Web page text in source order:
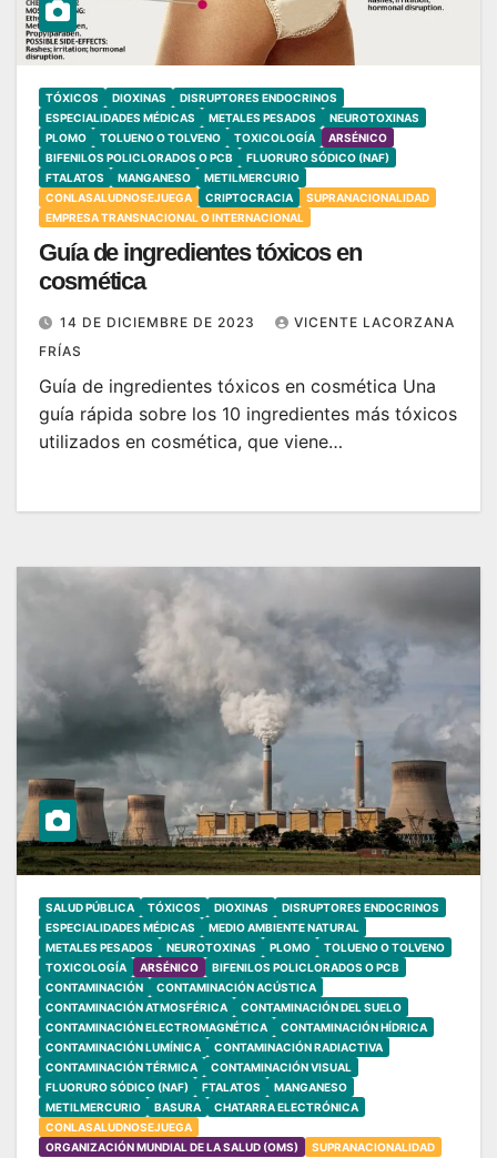
TÓXICOS DIOXINAS
DISRUPTORES ENDOCRINOS
ESPECIALIDADES MÉDICAS
METALES PESADOS
NEUROTOXINAS
PLOMO
TOLUENO O TOLVENO TOXICOLOGÍA
ARSÉNICO
BIFENILOS POLICLORADOS O PCB
FLUORURO SÓDICO (NAF)
FTALATOS
MANGANESO
METILMERCURIO
CONLASALUDNOSEJUEGA
CRIPTOCRACIA
SUPRANACIONALIDAD
EMPRESA TRANSNACIONAL O INTERNACIONAL
Guía de ingredientes tóxicos en
cosmética
14 DE DICIEMBRE DE 2023
VICENTE LACORZANA
FRÍAS
Guía de ingredientes tóxicos en cosmética Una
guía rápida sobre los 10 ingredientes más tóxicos
utilizados en cosmética, que viene…
SALUD PÚBLICA TÓXICOS DIOXINAS
DISRUPTORES ENDOCRINOS
ESPECIALIDADES MÉDICAS
MEDIO AMBIENTE NATURAL
METALES PESADOS
NEUROTOXINAS PLOMO
TOLUENO O TOLVENO
TOXICOLOGÍA
ARSÉNICO
BIFENILOS POLICLORADOS O PCB
CONTAMINACIÓN
CONTAMINACIÓN ACÚSTICA
CONTAMINACIÓN ATMOSFÉRICA
CONTAMINACIÓN DEL SUELO
CONTAMINACIÓN ELECTROMAGNÉTICA
CONTAMINACIÓN HÍDRICA
CONTAMINACIÓN LUMÍNICA
CONTAMINACIÓN RADIACTIVA
CONTAMINACIÓN TÉRMICA
CONTAMINACIÓN VISUAL
FLUORURO SÓDICO (NAF)
FTALATOS
MANGANESO
METILMERCURIO
BASURA
CHATARRA ELECTRÓNICA
CONLASALUDNOSEJUEGA
ORGANIZACIÓN MUNDIAL DE LA SALUD (OMS)
SUPRANACIONALIDAD